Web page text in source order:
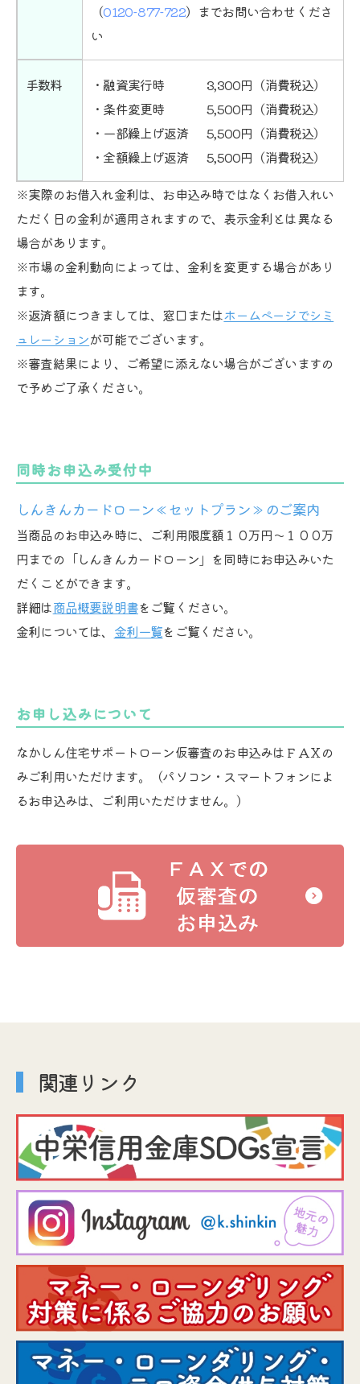
（0120-877-722）までお問い合わせくださ
い
手数料 ・融資実行時
3,300円（消費税込）
・条件変更時
5,500円（消費税込）
・一部繰上げ返済
5,500円（消費税込）
・全額繰上げ返済
5,500円（消費税込）
※実際のお借入れ金利は、お申込み時ではなくお借入れい
ただく日の金利が適用されますので、表示金利とは異なる
場合があります。
※市場の金利動向によっては、金利を変更する場合があり
ます。
※返済額につきましては、窓口またはホームページでシミ
ュレーションが可能でございます。
※審査結果により、ご希望に添えない場合がございますの
で予めご了承ください。
同時お申込み受付中
しんきんカードローン≪セットプラン≫のご案内
当商品のお申込み時に、ご利用限度額１０万円～１００万
円までの「しんきんカードローン」を同時にお申込みいた
だくことができます。
詳細は商品概要説明書をご覧ください。
金利については、 金利一覧をご覧ください。
お申し込みについて
なかしん住宅サポートローン仮審査のお申込みはＦＡＸの
みご利用いただけます。（パソコン・スマートフォンによ
るお申込みは、ご利用いただけません。）
関連リンク